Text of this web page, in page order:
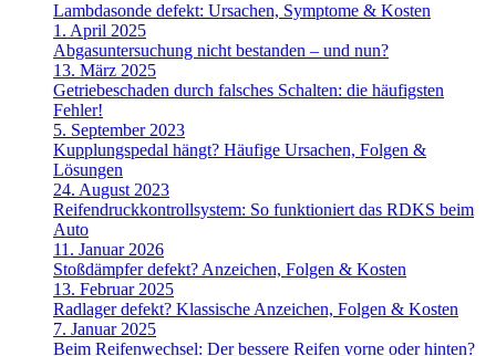
Lambdasonde defekt: Ursachen, Symptome & Kosten
1. April 2025
Abgasuntersuchung nicht bestanden – und nun?
13. März 2025
Getriebeschaden durch falsches Schalten: die häufigsten
Fehler!
5. September 2023
Kupplungspedal hängt? Häufige Ursachen, Folgen &
Lösungen
24. August 2023
Reifendruckkontrollsystem: So funktioniert das RDKS beim
Auto
11. Januar 2026
Stoßdämpfer defekt? Anzeichen, Folgen & Kosten
13. Februar 2025
Radlager defekt? Klassische Anzeichen, Folgen & Kosten
7. Januar 2025
Beim Reifenwechsel: Der bessere Reifen vorne oder hinten?